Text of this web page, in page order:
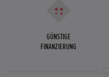
GÜNSTIGE
FINANZIERUNG